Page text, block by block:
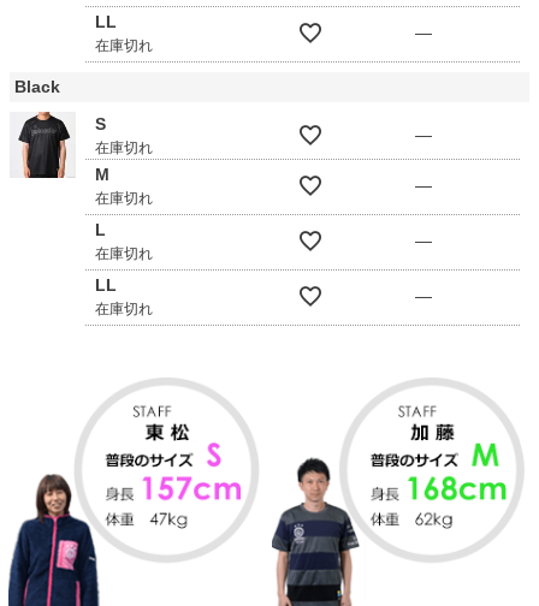
LL
在庫切れ
—
Black
S
在庫切れ
—
M
在庫切れ
—
L
在庫切れ
—
LL
在庫切れ
—